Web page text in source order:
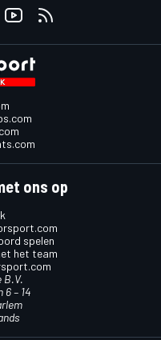
ons op
spelen
het team
B.V.
6 – 14